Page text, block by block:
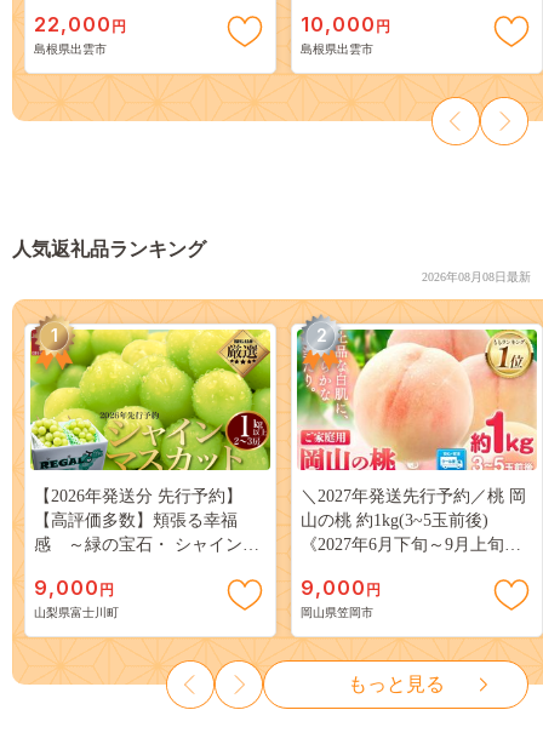
22,000 円
島根県出雲市
10,000 円
島根県出雲市
人気返礼品ランキング
2026年08月08日最新
1
【2026年発送分 先行予約】
【高評価多数】頬張る幸福
感 ～緑の宝石・ シャインマ
３房） フルーツ 山梨県産 果
物 くだもの シャイン マスカ
ット ぶどう ブドウ 葡萄 大粒
種なし 先行予約 富士川町
10000円 一万円 9000円 九千円
9,000 円
山梨県富士川町
2
＼2027年発送先行予約／桃 岡
山の桃 約1kg(3~5玉前後)
《2027年6月下旬～9月上旬頃
岡山 はくとう スイーツ フル
ーツ 果物 デザート 旬 モモ も
も 先行予約 送料無料 果物 岡
山県 笠岡市 清水白桃 白鳳 白
麗 クール便---
kasaoka_zsy_419_100---
9,000 円
岡山県笠岡市
もっと見る